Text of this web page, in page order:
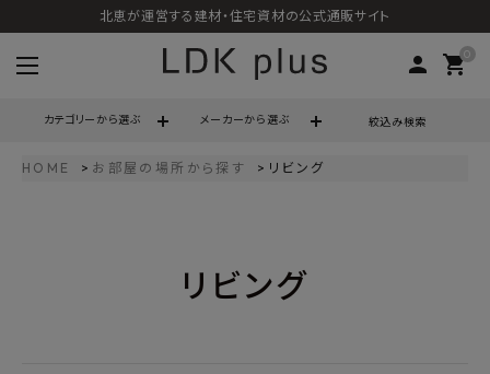
北恵が運営する建材・住宅資材の公式通販サイト
person 0
shopping_cart
カテゴリーから選ぶ メーカーから選ぶ 絞込み検索
HOME お部屋の場所から探す リビング
リビング